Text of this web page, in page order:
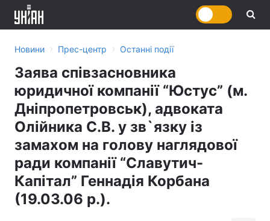
Новини › Прес-центр › Останні події
Заява співзасновника
юридичної компанії “Юстус” (м.
Дніпропетровськ), адвоката
Олійника С.В. у зв`язку із
замахом на голову наглядової
ради компанії “Славутич-
Капітал” Геннадія Корбана
(19.03.06 р.).